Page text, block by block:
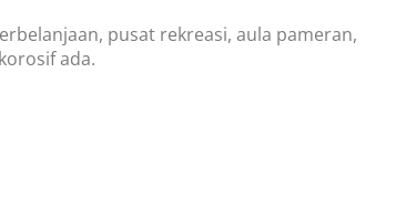
pusat rekreasi, aula pameran,
ada.